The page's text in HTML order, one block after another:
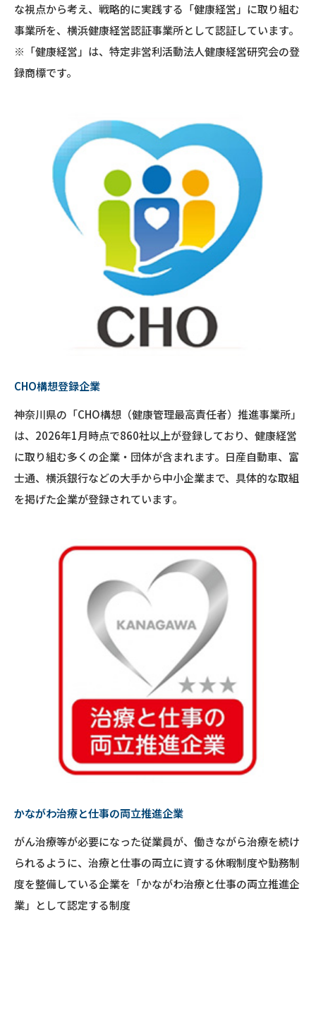
な視点から考え、戦略的に実践する「健康経営」に取り組む
事業所を、横浜健康経営認証事業所として認証しています。
※「健康経営」は、特定非営利活動法人健康経営研究会の登
録商標です。
CHO構想登録企業
神奈川県の「CHO構想（健康管理最高責任者）推進事業所」
は、2026年1月時点で860社以上が登録しており、健康経営
に取り組む多くの企業・団体が含まれます。日産自動車、富
士通、横浜銀行などの大手から中小企業まで、具体的な取組
を掲げた企業が登録されています。
かながわ治療と仕事の両立推進企業
がん治療等が必要になった従業員が、働きながら治療を続け
られるように、治療と仕事の両立に資する休暇制度や勤務制
度を整備している企業を「かながわ治療と仕事の両立推進企
業」として認定する制度